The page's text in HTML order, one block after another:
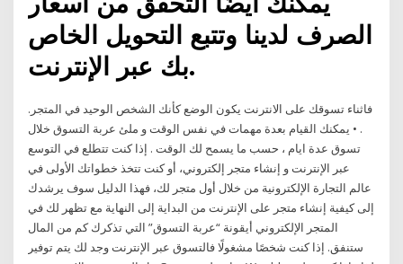
الصرف لدينا وتتبع التحويل الخاص
بك عبر الإنترنت.
.فاثناء تسوقك على الانترنت يكون الوضع كأنك الشخص الوحيد في المتجر
. • يمكنك القيام بعدة مهمات في نفس الوقت و ملئ عربة التسوق خلال
تسوق عدة ايام ، حسب ما يسمح لك الوقت . إذا كنت تتطلع في التوسع
عبر الإنترنت و إنشاء متجر إلكتروني، أو كنت تتخذ خطواتك الأولى في
عالم التجارة الإلكترونية من خلال أول متجر لك، فهذا الدليل سوف يرشدك
إلى كيفية إنشاء متجر على الإنترنت من البداية إلى النهاية مع تظهر لك في
المتجر الإلكتروني أيقونة “عربة التسوق” التي تذكرك كم من المال
ستنفق. إذا كنت شخصًا مشغولًا فالتسوق عبر الإنترنت وجد لك يتم توفير